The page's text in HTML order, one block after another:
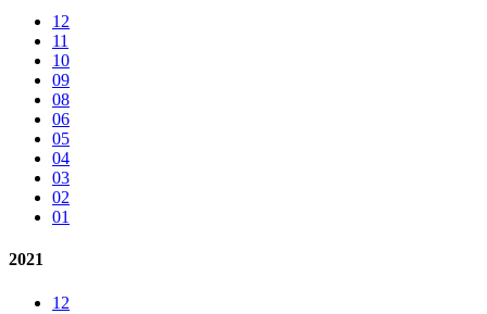
12
11
10
09
08
06
05
04
03
02
01
2021
12